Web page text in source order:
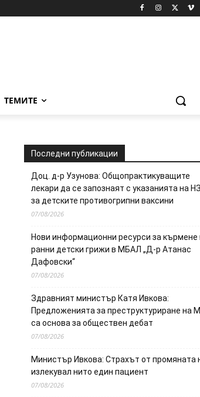
ТЕМИТЕ
Последни публикации
Доц. д-р Узунова: Общопрактикуващите
лекари да се запознаят с указанията на
за детските противогрипни ваксини
07/08/2026
Нови информационни ресурси за кърмене
ранни детски грижи в МБАЛ „Д-р Атанас
Дафовски“
07/08/2026
Здравният министър Катя Ивкова:
Предложенията за преструктуриране на
са основа за обществен дебат
07/08/2026
Министър Ивкова: Страхът от промяната
излекувал нито един пациент
07/08/2026